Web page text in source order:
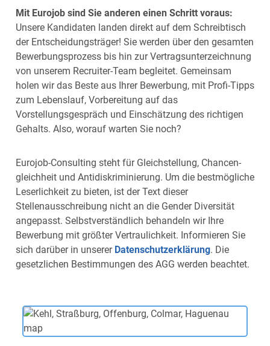
Mit Eurojob sind Sie anderen einen Schritt voraus:
Unsere Kandidaten landen direkt auf dem Schreibtisch
der Entscheidungsträger! Sie werden über den gesamten
Bewerbungsprozess bis hin zur Vertragsunterzeichnung
von unserem Recruiter-Team begleitet. Gemeinsam
holen wir das Beste aus Ihrer Bewerbung, mit Profi-Tipps
zum Lebenslauf, Vorbereitung auf das
Vorstellungsgespräch und Einschätzung des richtigen
Gehalts. Also, worauf warten Sie noch?
Eurojob-Consulting steht für Gleich­stellung, Chancen­
gleichheit und Anti­diskrimi­nierung. Um die bestmögliche
Leserlichkeit zu bieten, ist der Text dieser
Stellenausschreibung nicht an die Gender Diversität
angepasst. Selbstverständlich behandeln wir Ihre
Bewerbung mit größter Vertraulichkeit. Informieren Sie
sich darüber in unserer Datenschutzerklärung. Die
gesetzlichen Bestimmungen des AGG werden beachtet.